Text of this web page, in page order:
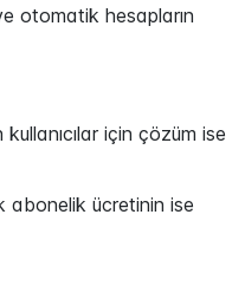
otomatik hesapların
için çözüm ise
abonelik ücretinin ise